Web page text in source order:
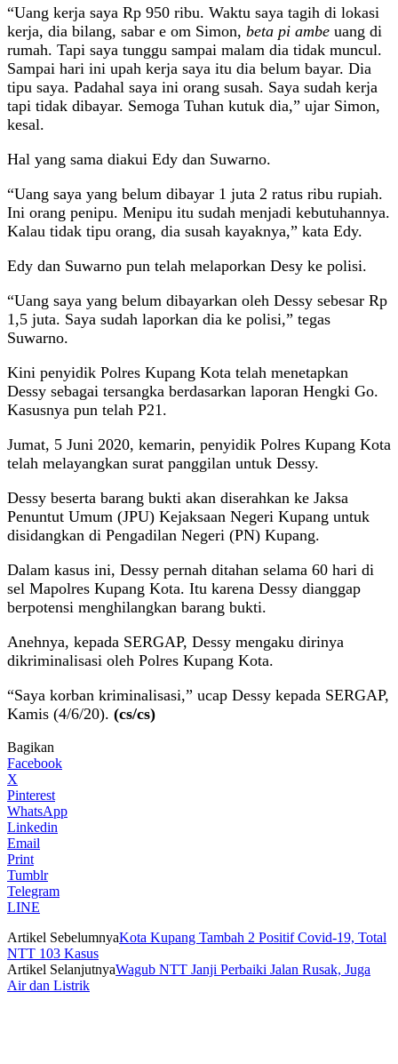
“Uang kerja saya Rp 950 ribu. Waktu saya tagih di lokasi
kerja, dia bilang, sabar e om Simon, beta pi ambe uang di
rumah. Tapi saya tunggu sampai malam dia tidak muncul.
Sampai hari ini upah kerja saya itu dia belum bayar. Dia
tipu saya. Padahal saya ini orang susah. Saya sudah kerja
tapi tidak dibayar. Semoga Tuhan kutuk dia,” ujar Simon,
kesal.
Hal yang sama diakui Edy dan Suwarno.
“Uang saya yang belum dibayar 1 juta 2 ratus ribu rupiah.
Ini orang penipu. Menipu itu sudah menjadi kebutuhannya.
Kalau tidak tipu orang, dia susah kayaknya,” kata Edy.
Edy dan Suwarno pun telah melaporkan Desy ke polisi.
“Uang saya yang belum dibayarkan oleh Dessy sebesar Rp
1,5 juta. Saya sudah laporkan dia ke polisi,” tegas
Suwarno.
Kini penyidik Polres Kupang Kota telah menetapkan
Dessy sebagai tersangka berdasarkan laporan Hengki Go.
Kasusnya pun telah P21.
Jumat, 5 Juni 2020, kemarin, penyidik Polres Kupang Kota
telah melayangkan surat panggilan untuk Dessy.
Dessy beserta barang bukti akan diserahkan ke Jaksa
Penuntut Umum (JPU) Kejaksaan Negeri Kupang untuk
disidangkan di Pengadilan Negeri (PN) Kupang.
Dalam kasus ini, Dessy pernah ditahan selama 60 hari di
sel Mapolres Kupang Kota. Itu karena Dessy dianggap
berpotensi menghilangkan barang bukti.
Anehnya, kepada SERGAP, Dessy mengaku dirinya
dikriminalisasi oleh Polres Kupang Kota.
“Saya korban kriminalisasi,” ucap Dessy kepada SERGAP,
Kamis (4/6/20). (cs/cs)
Bagikan
Facebook
X
Pinterest
WhatsApp
Linkedin
Email
Print
Tumblr
Telegram
LINE
Artikel SebelumnyaKota Kupang Tambah 2 Positif Covid-19, Total
NTT 103 Kasus
Artikel SelanjutnyaWagub NTT Janji Perbaiki Jalan Rusak, Juga
Air dan Listrik